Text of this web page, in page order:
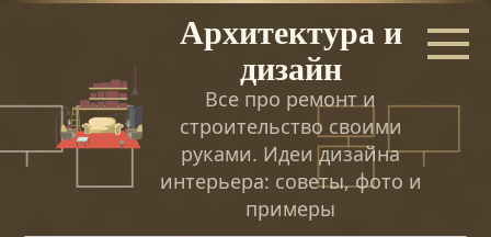
Перейти
Архитектура и
дизайн
Все про ремонт и
строительство своими
руками. Идеи дизайна
интерьера: советы, фото и
примеры